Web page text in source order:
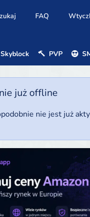
FAQ
Skyblock PVP
już offline
nie jest już